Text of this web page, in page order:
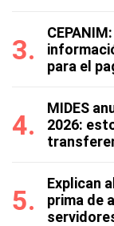
para el
MIDES
2026:
Explican
prima de